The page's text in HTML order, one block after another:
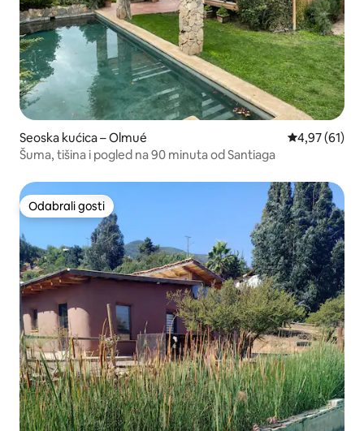
Seoska kućica – Olmué Prosječna
4,97 (61)
Šuma, tišina i pogled na 90 minuta od Santiaga
Odabrali gosti
Odabrali gosti